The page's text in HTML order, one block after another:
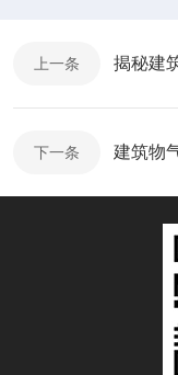
上一条 揭秘建
下一条 建筑物